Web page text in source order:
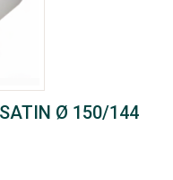
SATIN Ø 150/144